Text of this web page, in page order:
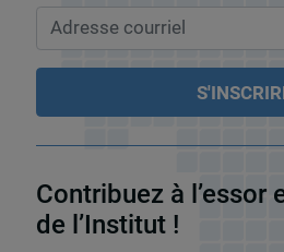
Contribuez à l’essor
de l’Institut !